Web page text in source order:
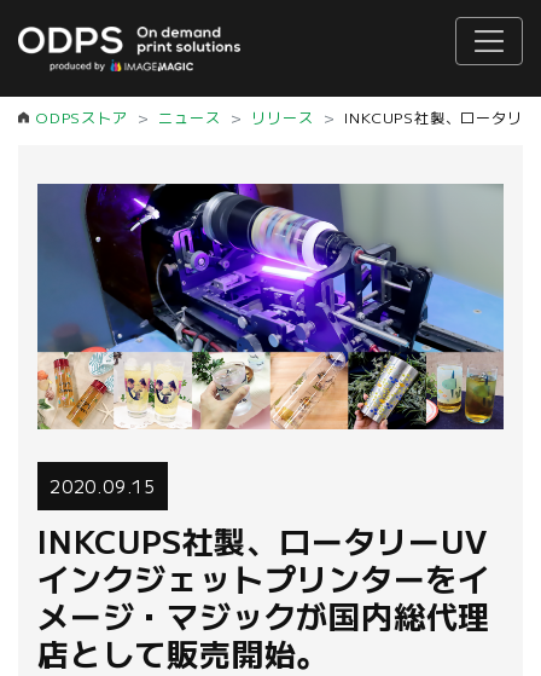
ODPSストア ニュース リリース INKCUPS社製、ロータリ
2020.09.15
INKCUPS社製、ロータリーUV
インクジェットプリンターをイ
メージ・マジックが国内総代理
店として販売開始。